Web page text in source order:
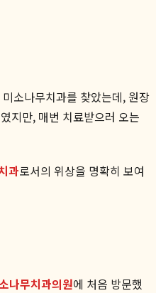
소나무치과를 찾았는데, 원장
지만, 매번 치료받으러 오는
과로서의 위상을 명확히 보여
나무치과의원에 처음 방문했